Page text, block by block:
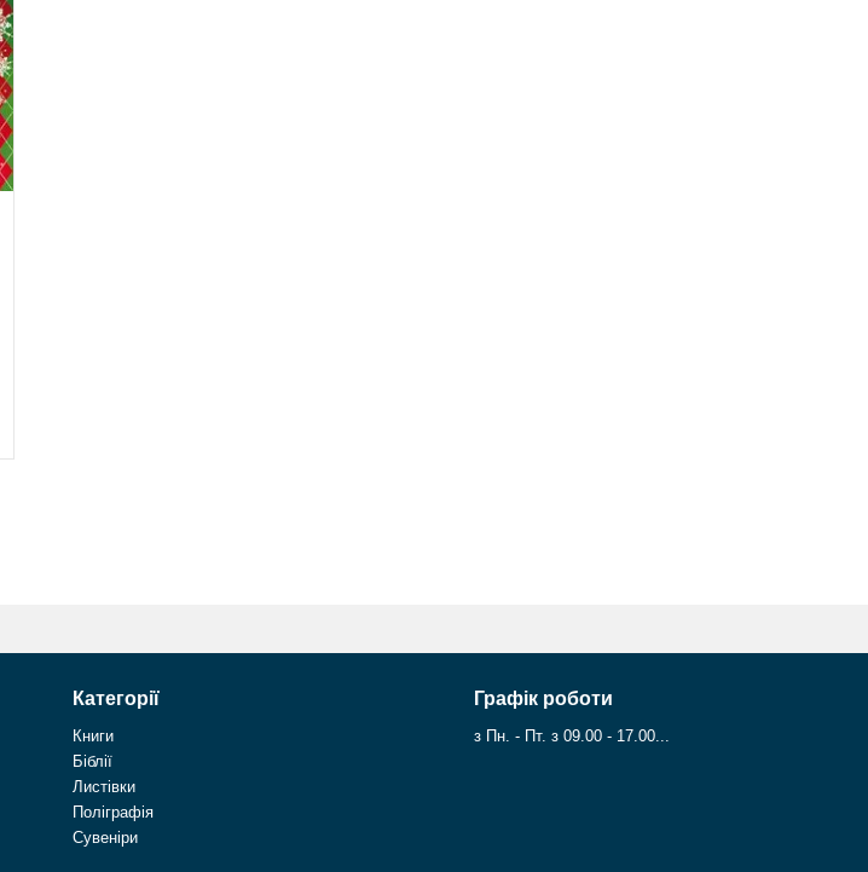
Категорії
Книги
Біблії
Листівки
Поліграфія
Сувеніри
Графік роботи
з Пн. - Пт. з 09.00 - 17.00...